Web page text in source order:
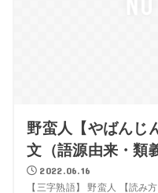
野蛮人【やばんじ
文（語源由来・類
2022.06.16
【三字熟語】 野蛮人 【読み